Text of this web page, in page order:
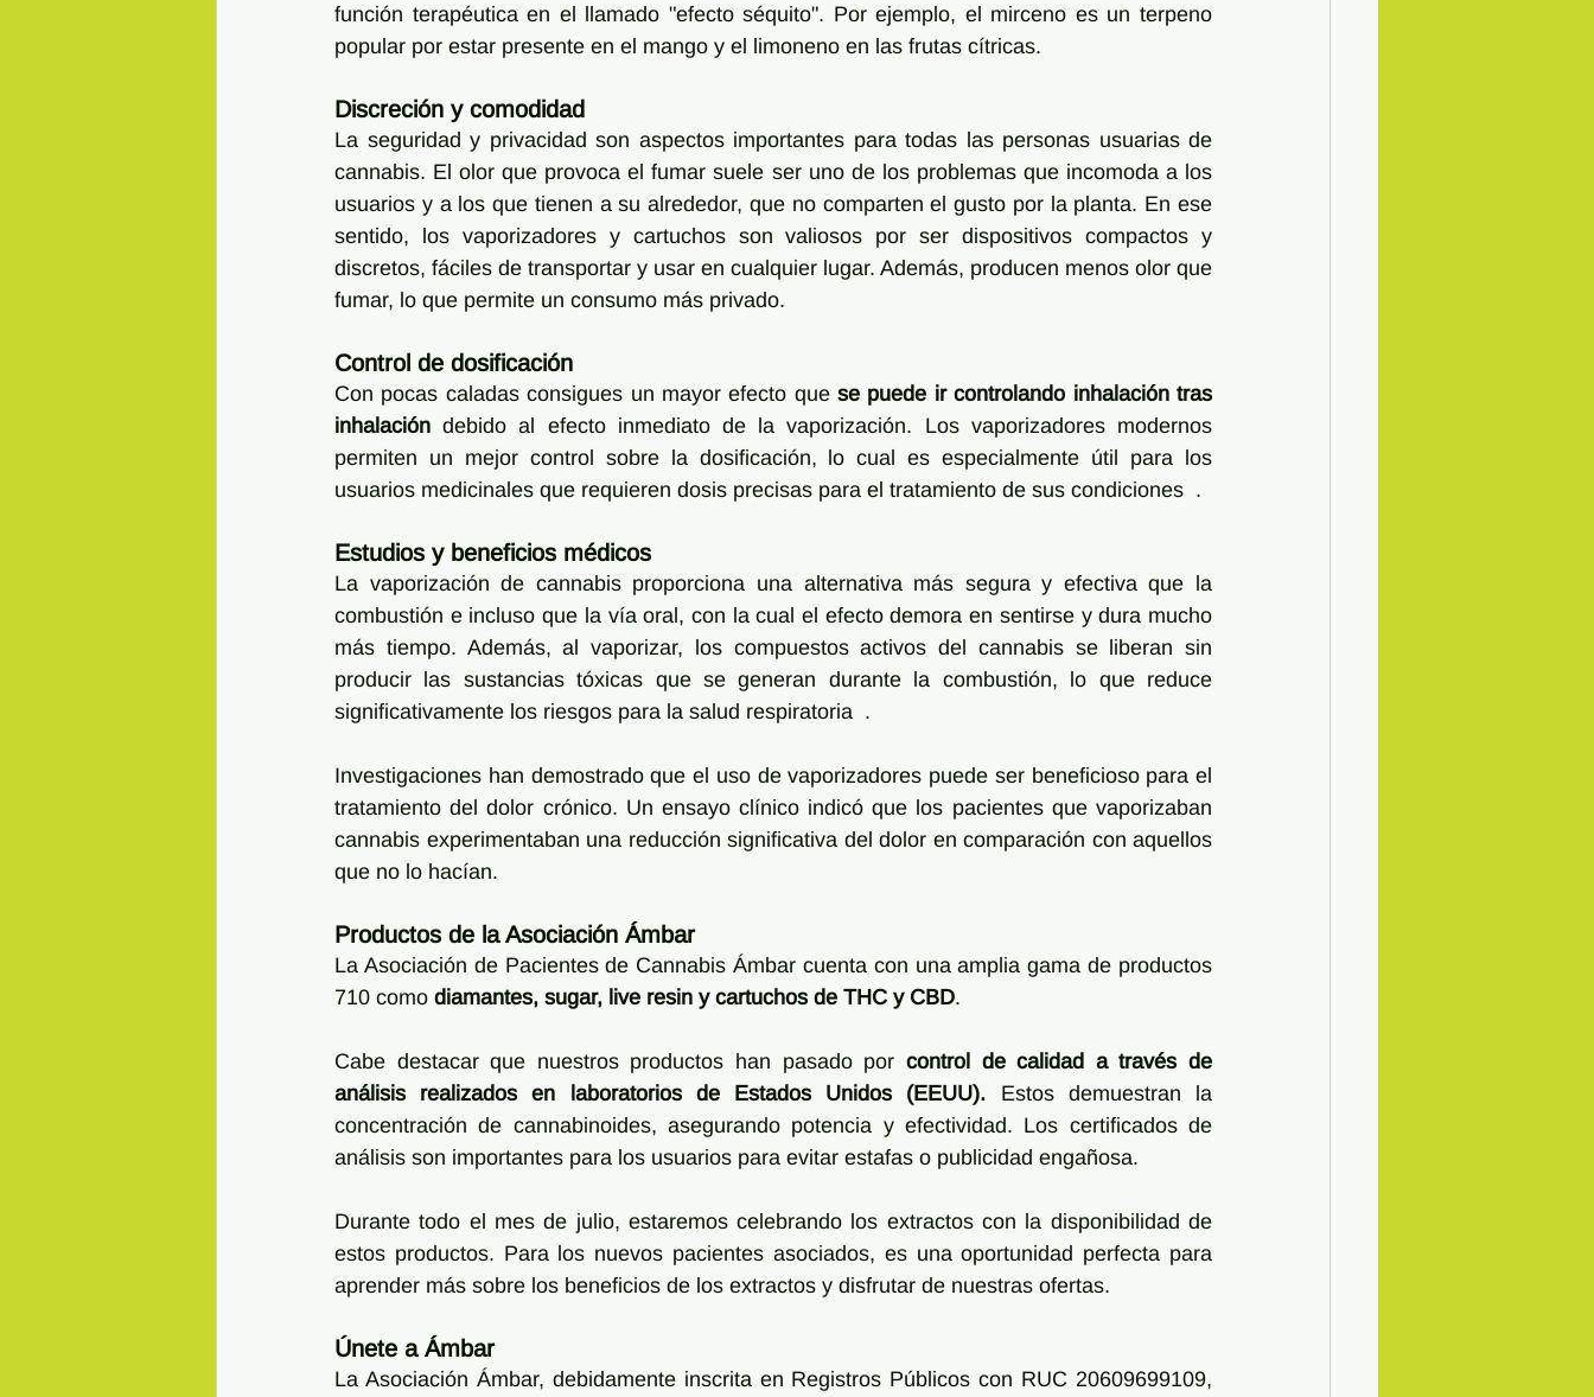
función terapéutica en el llamado "efecto séquito". Por ejemplo, el mirceno es un terpeno
popular por estar presente en el mango y el limoneno en las frutas cítricas.
Discreción y comodidad
La seguridad y privacidad son aspectos importantes para todas las personas usuarias de
cannabis. El olor que provoca el fumar suele ser uno de los problemas que incomoda a los
usuarios y a los que tienen a su alrededor, que no comparten el gusto por la planta. En ese
sentido, los vaporizadores y cartuchos son valiosos por ser dispositivos compactos y
discretos, fáciles de transportar y usar en cualquier lugar. Además, producen menos olor que
fumar, lo que permite un consumo más privado.
Control de dosificación
Con pocas caladas consigues un mayor efecto que se puede ir controlando inhalación tras
inhalación debido al efecto inmediato de la vaporización. Los vaporizadores modernos
permiten un mejor control sobre la dosificación, lo cual es especialmente útil para los
usuarios medicinales que requieren dosis precisas para el tratamiento de sus condiciones  .
Estudios y beneficios médicos
La vaporización de cannabis proporciona una alternativa más segura y efectiva que la
combustión e incluso que la vía oral, con la cual el efecto demora en sentirse y dura mucho
más tiempo. Además, al vaporizar, los compuestos activos del cannabis se liberan sin
producir las sustancias tóxicas que se generan durante la combustión, lo que reduce
significativamente los riesgos para la salud respiratoria  .
Investigaciones han demostrado que el uso de vaporizadores puede ser beneficioso para el
tratamiento del dolor crónico. Un ensayo clínico indicó que los pacientes que vaporizaban
cannabis experimentaban una reducción significativa del dolor en comparación con aquellos
que no lo hacían.
Productos de la Asociación Ámbar
La Asociación de Pacientes de Cannabis Ámbar cuenta con una amplia gama de productos
710 como diamantes, sugar, live resin y cartuchos de THC y CBD.
Cabe destacar que nuestros productos han pasado por control de calidad a través de
análisis realizados en laboratorios de Estados Unidos (EEUU). Estos demuestran la
concentración de cannabinoides, asegurando potencia y efectividad. Los certificados de
análisis son importantes para los usuarios para evitar estafas o publicidad engañosa.
Durante todo el mes de julio, estaremos celebrando los extractos con la disponibilidad de
estos productos. Para los nuevos pacientes asociados, es una oportunidad perfecta para
aprender más sobre los beneficios de los extractos y disfrutar de nuestras ofertas.
Únete a Ámbar
La Asociación Ámbar, debidamente inscrita en Registros Públicos con RUC 20609699109,